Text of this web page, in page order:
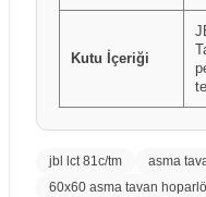
Kutu İçeriği
jbl lct 81c/tm
asma
60x60 asma tavan